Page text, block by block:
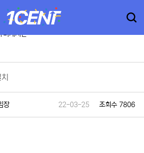
머게시판
장 22-03-25 조회수 7806